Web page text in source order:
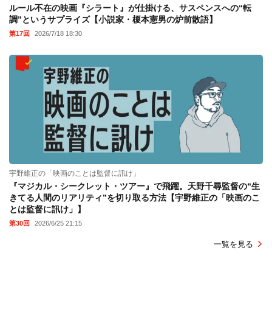
ルール不在の映画『シラート』が仕掛ける、サスペンスへの“転
調”というサプライズ【小説家・榎本憲男の炉前散語】
第17回 2026/7/18 18:30
宇野維正の「映画のことは監督に訊け」
『マジカル・シークレット・ツアー』で飛躍。天野千尋監督の“生
きてる人間のリアリティ”を切り取る方法【宇野維正の「映画のこ
とは監督に訊け」】
第30回 2026/6/25 21:15
一覧を見る